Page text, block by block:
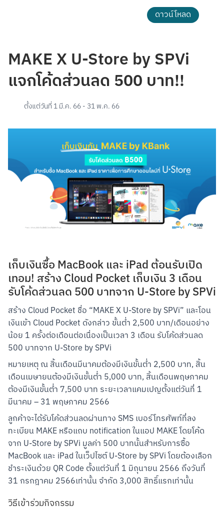
ดาวน์โหลด
MAKE X U-Store by SPVi
แจกโค้ดส่วนลด 500 บาท!!
ตั้งแต่วันที่ 1 มี.ค. 66- 31 พ.ค. 66
เก็บเงินซื้อ MacBook และ iPad ต้อนรับเปิด
เทอม! สร้าง Cloud Pocket เก็บเงิน 3 เดือน
รับโค้ดส่วนลด 500 บาทจาก U-Store by SPVi
สร้าง Cloud Pocket ชื่อ “MAKE X U-Store by SPVi” และโอน
เงินเข้า Cloud Pocket ดังกล่าว ขั้นต่ำ 2,500 บาท/เดือนอย่าง
น้อย 1 ครั้งต่อเดือนต่อเนื่องเป็นเวลา 3 เดือน รับโค้ดส่วนลด
500 บาทจาก U-Store by SPVi
หมายเหตุ ณ สิ้นเดือนมีนาคมต้องมีเงินขั้นต่ำ 2,500 บาท, สิ้น
เดือนเมษายนต้องมีเงินขั้นต่ำ 5,000 บาท, สิ้นเดือนพฤษภาคม
ต้องมีเงินขั้นต่ำ 7,500 บาท ระยะเวลาแคมเปญตั้งแต่วันที่ 1
มีนาคม – 31 พฤษภาคม 2566
ลูกค้าจะได้รับโค้ดส่วนลดผ่านทาง SMS เบอร์โทรศัพท์ที่ลง
ทะเบียน MAKE หรือแถบ notification ในแอป MAKE โดยโค้ด
จาก U-Store by SPVi มูลค่า 500 บาทนั้นสำหรับการซื้อ
MacBook และ iPad ในเว็ปไซต์ U-Store by SPVi โดยต้องเลือก
ชำระเงินด้วย QR Code ตั้งแต่วันที่ 1 มิถุนายน 2566 ถึงวันที่
31 กรกฎาคม 2566เท่านั้น จำกัด 3,000 สิทธิ์แรกเท่านั้น
วิธีเข้าร่วมกิจกรรม